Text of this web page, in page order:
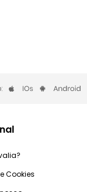
Cookies